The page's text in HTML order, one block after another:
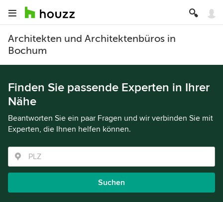
Architekten und Architektenbüros in
Bochum
Finden Sie passende Experten in Ihrer
Nähe
Beantworten Sie ein paar Fragen und wir verbinden Sie mit
Experten, die Ihnen helfen können.
Suchen